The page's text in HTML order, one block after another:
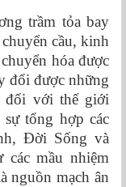
trầm tỏa bay
cầu, kinh
hóa được
đổi được những
đối với thế giới
tổng hợp các
Ðời Sống và
mầu nhiệm
nguồn mạch ân